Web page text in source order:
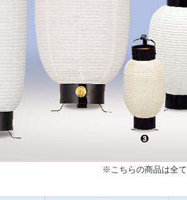
※こちらの商品は全て